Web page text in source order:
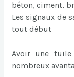
béton, ciment,
Les signaux de
tout début
Avoir une
nombreux